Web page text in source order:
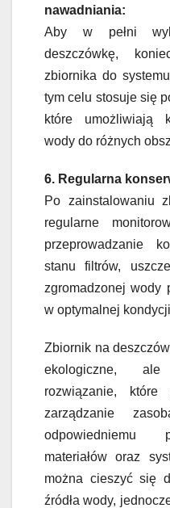
nawadniania:
Aby w pełni
deszczówkę,
zbiornika do
tym celu stosuje się
które umożliwiają
wody do różnych
6. Regularna
Po zainstalowaniu
regularne
przeprowadzanie
stanu filtrów,
zgromadzonej wody
w optymalnej
Zbiornik na
ekologiczne,
rozwiązanie,
zarządzanie
odpowiedniemu
materiałów oraz
można cieszyć się
źródła wody,